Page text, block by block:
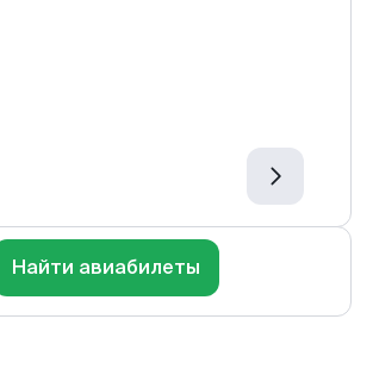
Найти авиабилеты